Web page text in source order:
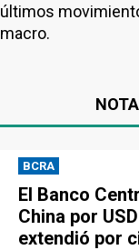
últimos
macro.
BCRA
El Banco
China por
extendió por